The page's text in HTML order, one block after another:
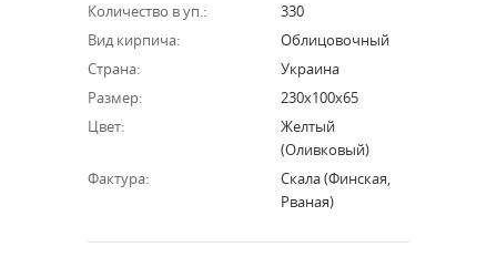
Количество в уп.:
330
Вид кирпича:
Облицовочный
Страна:
Украина
Размер:
230х100х65
Цвет:
Желтый
(оливковый)
Фактура:
Скала (финская,
Рваная)